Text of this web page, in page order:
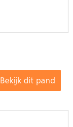
Bekijk dit pand